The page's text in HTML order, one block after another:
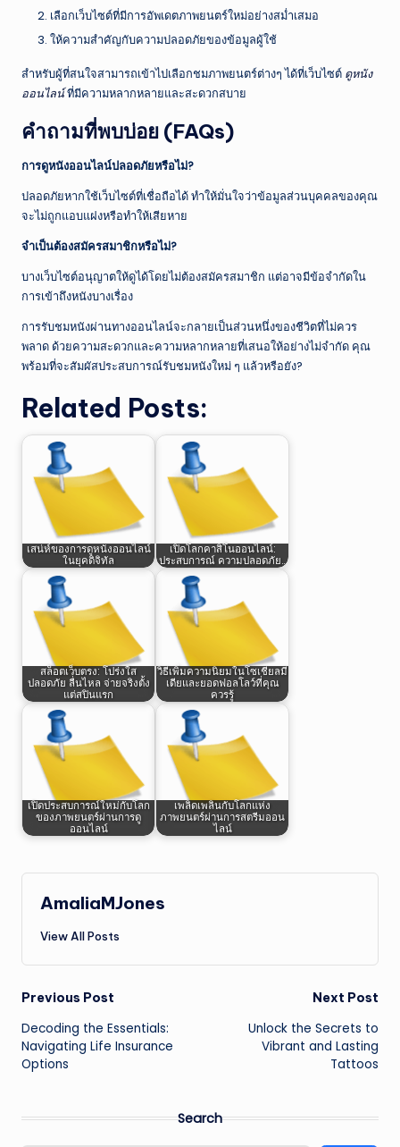
เลือกเว็บไซต์ที่มีการอัพเดตภาพยนตร์ใหม่อย่างสม่ำเสมอ
ให้ความสำคัญกับความปลอดภัยของข้อมูลผู้ใช้
สำหรับผู้ที่สนใจสามารถเข้าไปเลือกชมภาพยนตร์ต่างๆ ได้ที่เว็บไซต์ ดูหนัง
ออนไลน์ที่มีความหลากหลายและสะดวกสบาย
คำถามที่พบบ่อย (FAQs)
การดูหนังออนไลน์ปลอดภัยหรือไม่?
ปลอดภัยหากใช้เว็บไซต์ที่เชื่อถือได้ ทำให้มั่นใจว่าข้อมูลส่วนบุคคลของคุณ
จะไม่ถูกแอบแฝงหรือทำให้เสียหาย
จำเป็นต้องสมัครสมาชิกหรือไม่?
บางเว็บไซต์อนุญาตให้ดูได้โดยไม่ต้องสมัครสมาชิก แต่อาจมีข้อจำกัดใน
การเข้าถึงหนังบางเรื่อง
การรับชมหนังผ่านทางออนไลน์จะกลายเป็นส่วนหนึ่งของชีวิตที่ไม่ควร
พลาด ด้วยความสะดวกและความหลากหลายที่เสนอให้อย่างไม่จำกัด คุณ
พร้อมที่จะสัมผัสประสบการณ์รับชมหนังใหม่ ๆ แล้วหรือยัง?
Related Posts:
เสน่ห์ของการดูหนังออนไลน์
ในยุคดิจิทัล
เปิดโลกคาสิโนออนไลน์:
ประสบการณ์ ความปลอดภัย…
สล็อตเว็บตรง: โปร่งใส
ปลอดภัย ลื่นไหล จ่ายจริงตั้ง
แต่สปินแรก
วิธีเพิ่มความนิยมในโซเชียลมี
เดียและยอดฟอลโลว์ที่คุณ
ควรรู้
เปิดประสบการณ์ใหม่กับโลก
ของภาพยนตร์ผ่านการดู
ออนไลน์
เพลิดเพลินกับโลกแห่ง
ภาพยนตร์ผ่านการสตรีมออน
ไลน์
AmaliaMJones
View All Posts
Post
navigation
Previous Post
Decoding the Essentials:
Navigating Life Insurance
Options
Next Post
Unlock the Secrets to
Vibrant and Lasting
Tattoos
Search